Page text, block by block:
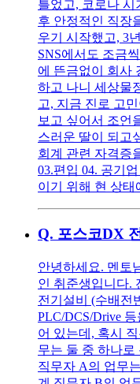
틀었고, 코로나 시
후 안정적인 직장
우기 시작했고, 3
SNS에서도 조금
에 뜬금없이 회사
하고 나니 세상물
고, 지금 진로 고
보고 싶어서 조언
스러운 딸이 되고
회계 관련 자격증
03.편입 04. 공기
이기 위해 현 상태
Q. 포스코DX
안녕하세요. 멘토
인 취준생입니다.
전기설비 (수배전
PLC/DCS/Drive
어 있는데, 혹시
무는 둘 중 하나로
직무자 A의 업무